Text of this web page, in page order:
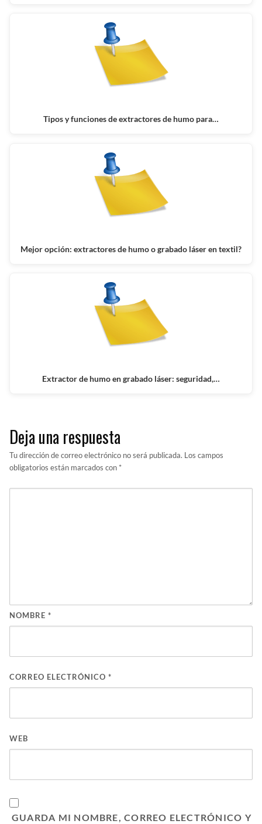
Tipos y funciones de extractores de humo para…
Mejor opción: extractores de humo o grabado láser en textil?
Extractor de humo en grabado láser: seguridad,…
Deja una respuesta
Tu dirección de correo electrónico no será publicada. Los campos
obligatorios están marcados con *
NOMBRE *
CORREO ELECTRÓNICO *
WEB
GUARDA MI NOMBRE, CORREO ELECTRÓNICO Y